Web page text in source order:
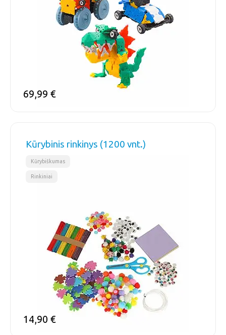
69,99 €
Kūrybinis rinkinys (1200 vnt.)
Kūrybiškumas
Rinkiniai
14,90 €